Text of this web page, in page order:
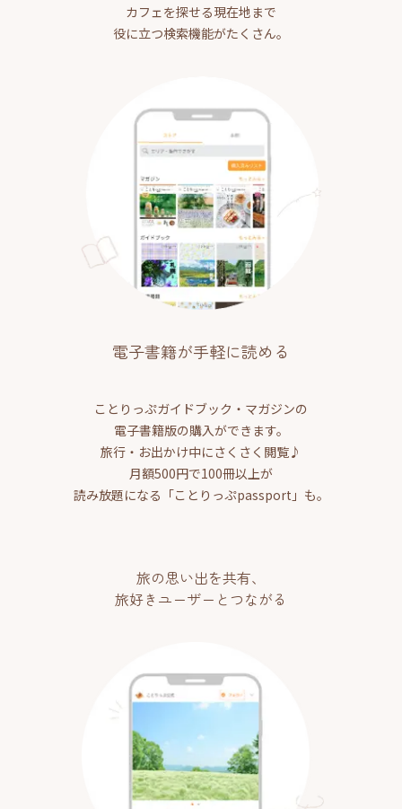
カフェを探せる現在地まで
役に立つ検索機能がたくさん。
電子書籍が手軽に読める
ことりっぷガイドブック・マガジンの
電子書籍版の購入ができます。
旅行・お出かけ中にさくさく閲覧♪
月額500円で100冊以上が
読み放題になる「ことりっぷpassport」も。
旅の思い出を共有、
旅好きユーザーとつながる